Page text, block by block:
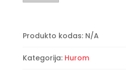
Hurom
Produkto kodas: N/A
Kategorija: Hurom